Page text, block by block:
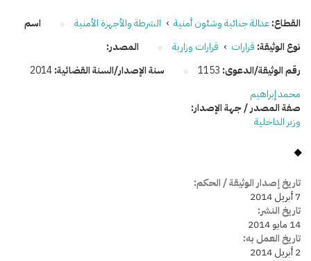
القطاع:عدالة جنائية وشئون أمنية › الشرطة والأجهزة الأمنية
نوع الوثيقة: قرارات › قرارات وزارية
رقم الوثيقة/الدعوى: 1153 سنة الإصدار/السنة القضائية:2014
اسم
المصدر:
محمد إبراهيم
صفة المصدر / جهة الإصدار:
وزير الداخلية
تاريخ إصدار الوثيقة / الحكم:
7 أبريل 2014
تاريخ النشر:
14 مايو 2014
تاريخ العمل به:
2 أبريل 2014